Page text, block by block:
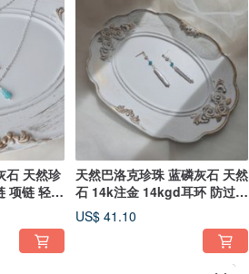
石 天然珍
项链 轻珠
天然巴洛克珍珠 蓝磷灰石 天然
石 14k注金 14kgd耳环 防过敏
耳环
US$ 41.10